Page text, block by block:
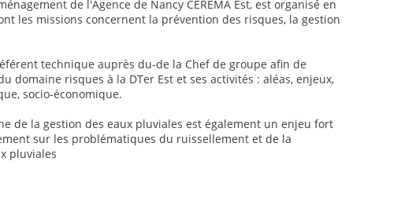
de l'Agence de Nancy CEREMA Est, est organisé en
les missions concernent la prévention des risques, la gestion
technique auprès du-de la Chef de groupe afin de
domaine risques à la DTer Est et ses activités : aléas, enjeux,
socio-économique.
de la gestion des eaux pluviales est également un enjeu fort
sur les problématiques du ruissellement et de la
pluviales